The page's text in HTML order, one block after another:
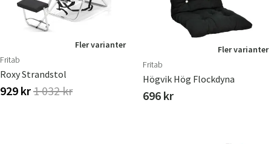
Fler varianter
Fritab
Roxy Strandstol
929 kr1 032 kr
Fler varianter
Fritab
Högvik Hög Flockdyna
696 kr